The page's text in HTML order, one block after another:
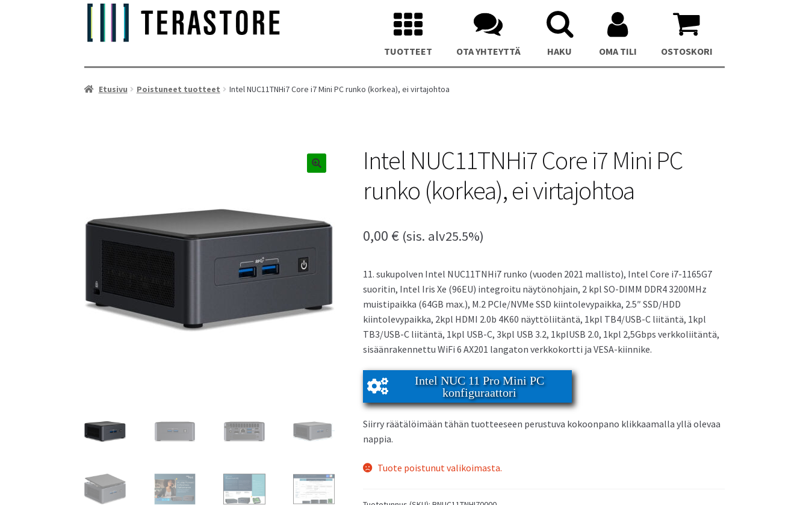
OSTOSKORI
OMA TILI
HAKU
OTA YHTEYTTÄ
TUOTTEET
Asus NUC 15 Pro Plus Mini PC
Asus NUC 15 Pro Mini PC
Asus NUC 14 Essential Mini PC
Asus NUC 14 Pro Plus Mini PC
Asus NUC 14 Pro Mini PC
Asus NUC 13 Pro Mini PC
Asus NUC 12 Pro Mini PC
Etusivu Poistuneet tuotteet Intel NUC11TNHi7 Core i7 Mini PC runko (korkea), ei virtajohtoa
Intel NUC11TNHi7 Core i7 Mini PC
runko (korkea), ei virtajohtoa
0,00 €(sis. alv25.5%)
11. sukupolven Intel NUC11TNHi7 runko (vuoden 2021 mallisto), Intel Core i7-1165G7
suoritin, Intel Iris Xe (96EU) integroitu näytönohjain, 2 kpl SO-DIMM DDR4 3200MHz
muistipaikka (64GB max.), M.2 PCIe/NVMe SSD kiintolevypaikka, 2.5″ SSD/HDD
kiintolevypaikka, 2kpl HDMI 2.0b 4K60 näyttöliitäntä, 1kpl TB4/USB-C liitäntä, 1kpl
TB3/USB-C liitäntä, 1kpl USB-C, 3kpl USB 3.2, 1kplUSB 2.0, 1kpl 2,5Gbps verkkoliitäntä,
sisäänrakennettu WiFi 6 AX201 langaton verkkokortti ja VESA-kiinnike.
Intel NUC 11 Pro Mini PC
konfiguraattori
Siirry räätälöimään tähän tuotteeseen perustuva kokoonpano klikkaamalla yllä olevaa
nappia.
Tuote poistunut valikoimasta.